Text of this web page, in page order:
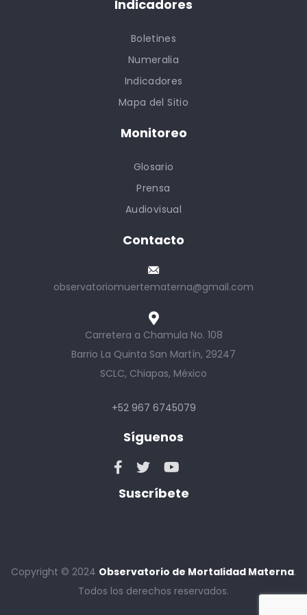
Indicadores
Boletines
Numeralia
Indicadores
Mapa del Sitio
Monitoreo
Glosario
Prensa
Audiovisual
Contacto
observatoriomuertematerna@gmail.com
Carretera a Chamula No. 108
Barrio La Quinta San Martín, 29247
SCLC, Chiapas, México
+52 967 6745079
Síguenos
Suscríbete
Copyright © 2024 Observatorio de Mortalidad Materna.
Todos los derechos reservados.